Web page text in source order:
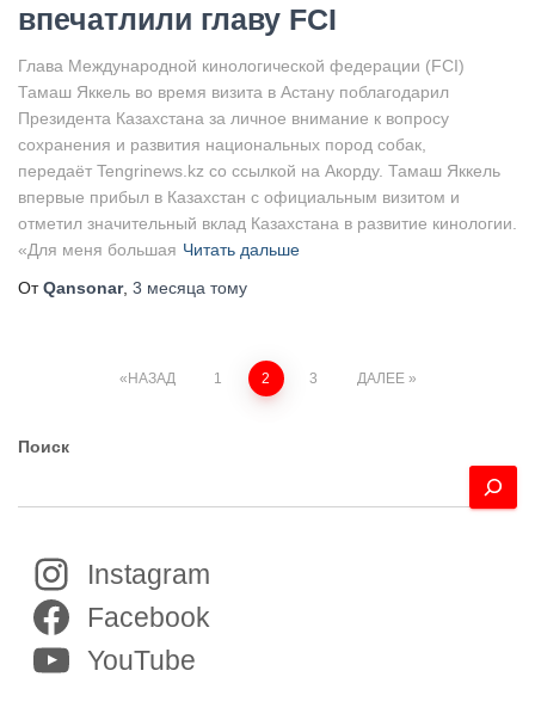
впечатлили главу FCI
Глава Международной кинологической федерации (FCI)
Тамаш Яккель во время визита в Астану поблагодарил
Президента Казахстана за личное внимание к вопросу
сохранения и развития национальных пород собак,
передаёт Tengrinews.kz со ссылкой на Акорду. Тамаш Яккель
впервые прибыл в Казахстан с официальным визитом и
отметил значительный вклад Казахстана в развитие кинологии.
«Для меня большая Читать дальше
ОтQansonar, 3 месяца тому
Пагинация
записей
НАЗАД 1 2 3 ДАЛЕЕ
Поиск
Instagram
Facebook
YouTube